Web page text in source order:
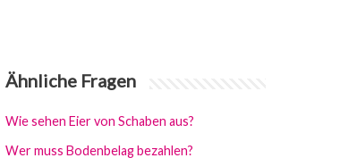
Ähnliche Fragen
Wie sehen Eier von Schaben aus?
Wer muss Bodenbelag bezahlen?